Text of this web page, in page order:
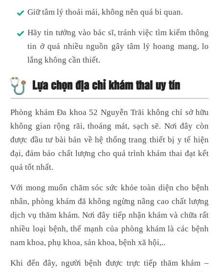
Giữ tâm lý thoải mái, không nên quá bi quan.
Hãy tin tưởng vào bác sĩ, tránh việc tìm kiếm thông
tin ở quá nhiều nguồn gây tâm lý hoang mang, lo
lắng không cần thiết.
Lựa chọn địa chỉ khám thai uy tín
Phòng khám Đa khoa 52 Nguyễn Trãi không chỉ sở hữu
không gian rộng rãi, thoáng mát, sạch sẽ. Nơi đây còn
được đầu tư bài bản về hệ thống trang thiết bị y tế hiện
đại, đảm bảo chất lượng cho quá trình khám thai đạt kết
quả tốt nhất.
Với mong muốn chăm sóc sức khỏe toàn diện cho bệnh
nhân, phòng khám đã không ngừng nâng cao chất lượng
dịch vụ thăm khám. Nơi đây tiếp nhận khám và chữa rất
nhiều loại bệnh, thế mạnh của phòng khám là các bệnh
nam khoa, phụ khoa, sản khoa, bệnh xã hội,..
Khi đến đây, người bệnh được trực tiếp thăm khám –